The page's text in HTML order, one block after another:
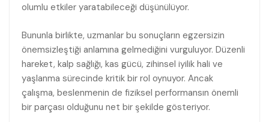
olumlu etkiler yaratabileceği düşünülüyor.
Bununla birlikte, uzmanlar bu sonuçların egzersizin
önemsizleştiği anlamına gelmediğini vurguluyor. Düzenli
hareket, kalp sağlığı, kas gücü, zihinsel iyilik hali ve
yaşlanma sürecinde kritik bir rol oynuyor. Ancak
çalışma, beslenmenin de fiziksel performansın önemli
bir parçası olduğunu net bir şekilde gösteriyor.